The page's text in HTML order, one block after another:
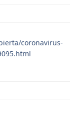
coronavirus-